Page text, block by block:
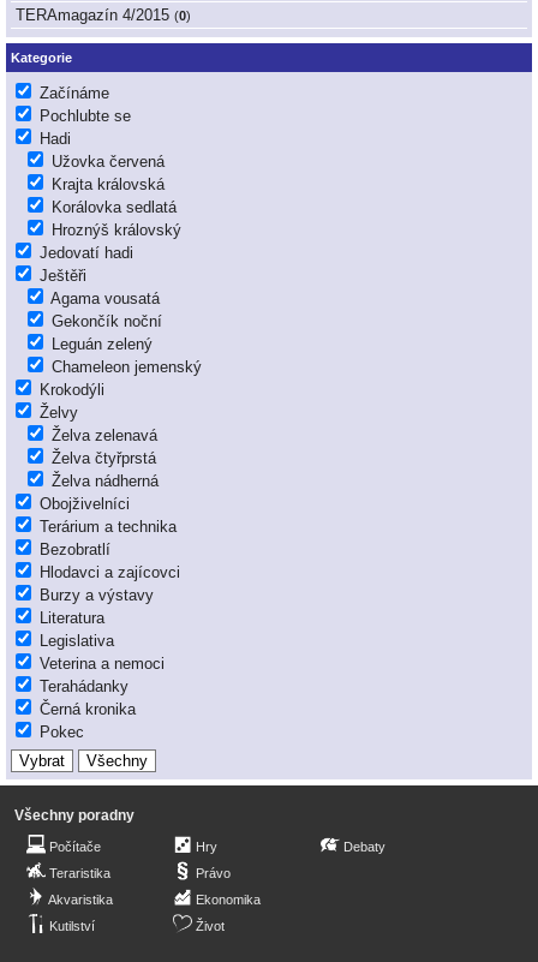
TERAmagazín 4/2015 (0)
Kategorie
Začínáme
Pochlubte se
Hadi
Užovka červená
Krajta královská
Korálovka sedlatá
Hroznýš královský
Jedovatí hadi
Ještěři
Agama vousatá
Gekončík noční
Leguán zelený
Chameleon jemenský
Krokodýli
Želvy
Želva zelenavá
Želva čtyřprstá
Želva nádherná
Obojživelníci
Terárium a technika
Bezobratlí
Hlodavci a zajícovci
Burzy a výstavy
Literatura
Legislativa
Veterina a nemoci
Terahádanky
Černá kronika
Pokec
Všechny poradny
Počítače
Teraristika
Akvaristika
Kutilství
Hry
Právo
Ekonomika
Život
Debaty